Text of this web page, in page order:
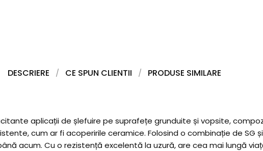
DESCRIERE CE SPUN CLIENTII PRODUSE SIMILARE
aplicații de șlefuire pe suprafețe grunduite și vopsite,
cum ar fi acoperirile ceramice. Folosind o combinație de SG
acum. Cu o rezistență excelentă la uzură, are cea mai lungă